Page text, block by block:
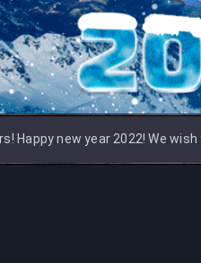
Happy new year 2022! We